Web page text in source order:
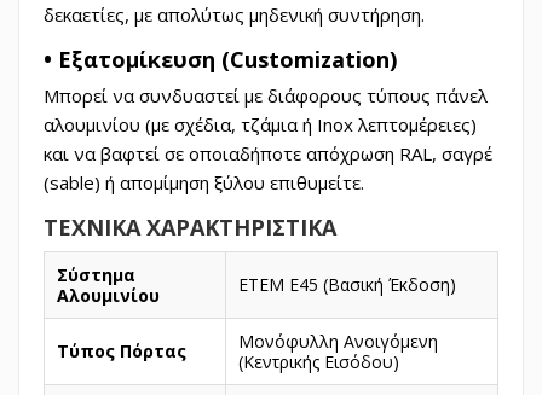
δεκαετίες, με απολύτως μηδενική συντήρηση.
• Εξατομίκευση (Customization)
Μπορεί να συνδυαστεί με διάφορους τύπους πάνελ
αλουμινίου (με σχέδια, τζάμια ή Inox λεπτομέρειες)
και να βαφτεί σε οποιαδήποτε απόχρωση RAL, σαγρέ
(sable) ή απομίμηση ξύλου επιθυμείτε.
ΤΕΧΝΙΚΑ ΧΑΡΑΚΤΗΡΙΣΤΙΚΑ
Σύστημα
Αλουμινίου
ETEM E45 (Βασική Έκδοση)
Τύπος Πόρτας
Μονόφυλλη Ανοιγόμενη
(Κεντρικής Εισόδου)